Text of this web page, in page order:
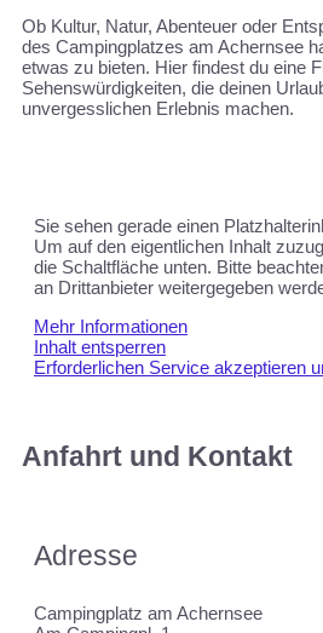
Ob Kultur, Natur, Abenteuer oder
des Campingplatzes am Achernsee
etwas zu bieten. Hier findest du eine
Sehenswürdigkeiten, die deinen
unvergesslichen Erlebnis machen.
Sie sehen gerade einen
Um auf den eigentlichen Inhalt
die Schaltfläche unten. Bitte
an Drittanbieter weitergegeben
Mehr Informationen
Inhalt entsperren
Erforderlichen Service akzeptieren
Anfahrt und Kontakt
Adresse
Campingplatz am Achernsee